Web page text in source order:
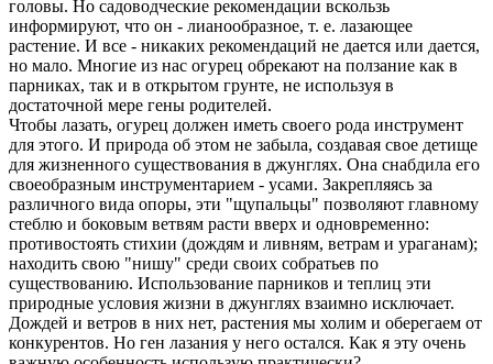
головы. Но садоводческие рекомендации вскользь
информируют, что он - лианообразное, т. е. лазающее
растение. И все - никаких рекомендаций не дается или дается,
но мало. Многие из нас огурец обрекают на ползание как в
парниках, так и в открытом грунте, не используя в
достаточной мере гены родителей.
Чтобы лазать, огурец должен иметь своего рода инструмент
для этого. И природа об этом не забыла, создавая свое детище
для жизненного существования в джунглях. Она снабдила его
своеобразным инструментарием - усами. Закрепляясь за
различного вида опоры, эти "щупальцы" позволяют главному
стеблю и боковым ветвям расти вверх и одновременно:
противостоять стихии (дождям и ливням, ветрам и ураганам);
находить свою "нишу" среди своих собратьев по
существованию. Использование парников и теплиц эти
природные условия жизни в джунглях взаимно исключает.
Дождей и ветров в них нет, растения мы холим и оберегаем от
конкурентов. Но ген лазания у него остался. Как я эту очень